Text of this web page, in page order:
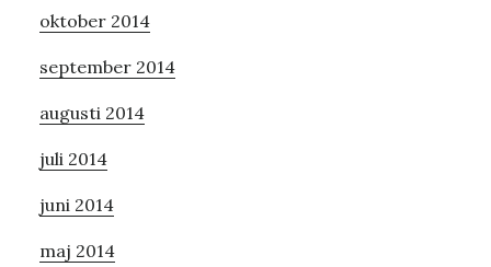
oktober 2014
september 2014
augusti 2014
juli 2014
juni 2014
maj 2014